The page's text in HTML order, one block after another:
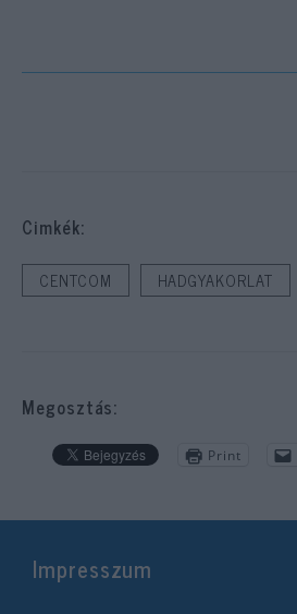
Cimkék:
CENTCOM HADGYAKORLAT
Megosztás:
Print
Impresszum